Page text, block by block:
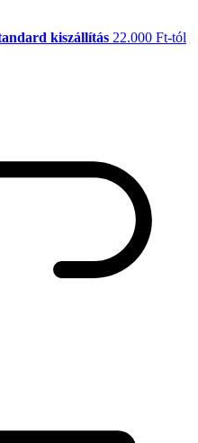
kiszállítás 22.000 Ft-tól